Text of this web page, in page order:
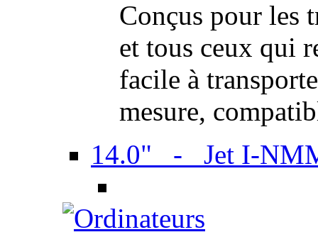
Conçus pour les
et tous ceux qui
facile à
mesure,
14.0" - Jet I-